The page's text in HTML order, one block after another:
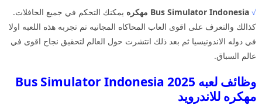
√ Bus Simulator Indonesia مهكره
يمكنك التحكم في جميع الحافلات.
كذالك والتعرف على اقوى العاب المحاكاه المجانيه تم تجربه هذه اللعبه اولا
في دوله الاندونيسيا ثم بعد ذلك انتشرت حول العالم لتحقيق نجاح اقوى في
عالم السباق.
وظائف لعبه Bus Simulator Indonesia 2025
مهكره للاندرويد